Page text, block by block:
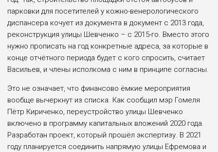
парковки для посетителей у кожно-венерологического
диспансера кочует из документа в документ с 2013 года,
реконструкция улицы Шевченко – с 2015-го. Вместо этого
нужно прописать на год конкретные адреса, за которые в
конце отчётного периода будет с кого спросить, считает
Васильев, и члены исполкома с ним в принципе согласны.
Это не означает, что финансово ёмкие мероприятия
вообще вычеркнут из списка. Как сообщил мэр Гомеля
Пётр Кириченко, переустройство улицы Шевченко
включено в программу капитальных вложений 2020 года.
Разработан проект, который прошёл экспертизу. В 2021
году планируется соединить напрямую улицы Ефремова и